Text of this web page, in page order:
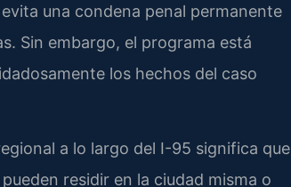
una condena penal permanente
Sin embargo, el programa está
los hechos del caso
a lo largo del I-95 significa que
residir en la ciudad misma o